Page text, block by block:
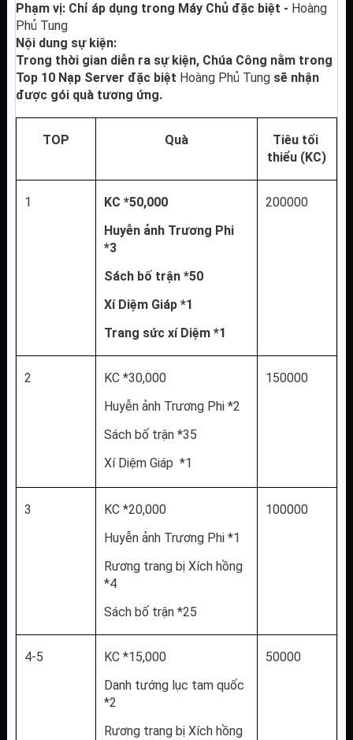
Phạm vị: Chỉ áp dụng trong Máy Chủ đặc biệt - Hoàng
Phủ Tung
Nội dung sự kiện:
Trong thời gian diễn ra sự kiện, Chúa Công nằm trong
Top 10 Nạp Server đặc biệt Hoàng Phủ Tung sẽ nhận
được gói quà tương ứng.
TOP Quà
Tiêu tối
thiểu (KC)
1
KC *50,000
Huyễn ảnh Trương Phi
*3
Sách bố trận *50
Xí Diệm Giáp *1
Trang sức xí Diệm *1
200000
2
KC *30,000
Huyễn ảnh Trương Phi *2
Sách bố trận *35
Xí Diệm Giáp  *1
150000
3
KC *20,000
Huyễn ảnh Trương Phi *1
Rương trang bị Xích hồng
*4
Sách bố trận *25
100000
4-5
KC *15,000
Danh tướng lục tam quốc
*2
Rương trang bị Xích hồng
50000